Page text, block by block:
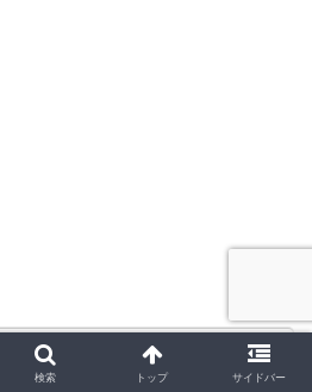
【片方聞こえない】ワイヤレスイヤホン
の直し方4選｜急に音が出なくなる原因と
検索 トップ サイドバー